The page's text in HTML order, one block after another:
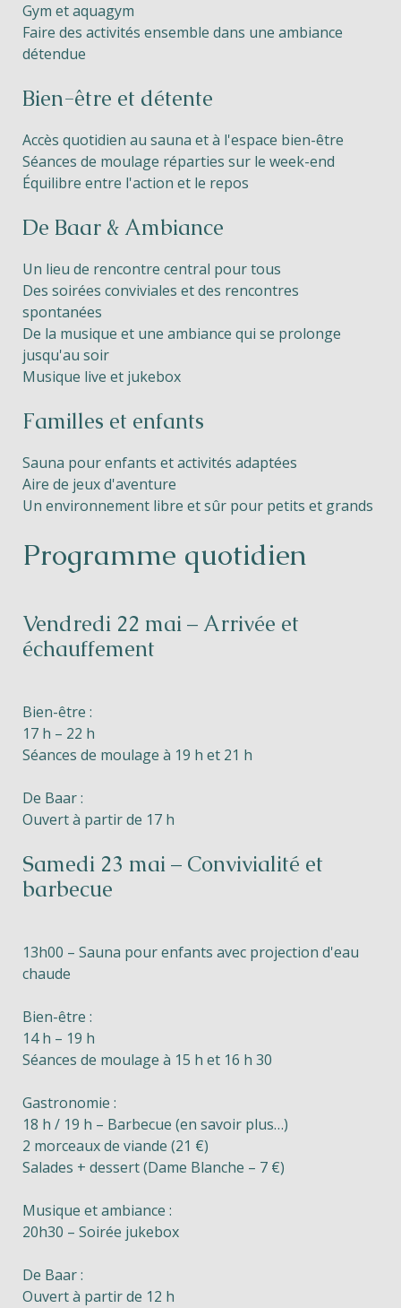
Gym et aquagym
Faire des activités ensemble dans une ambiance
détendue
Bien-être et détente
Accès quotidien au sauna et à l'espace bien-être
Séances de moulage réparties sur le week-end
Équilibre entre l'action et le repos
De Baar & Ambiance
Un lieu de rencontre central pour tous
Des soirées conviviales et des rencontres
spontanées
De la musique et une ambiance qui se prolonge
jusqu'au soir
Musique live et jukebox
Familles et enfants
Sauna pour enfants et activités adaptées
Aire de jeux d'aventure
Un environnement libre et sûr pour petits et grands
Programme quotidien
Vendredi 22 mai – Arrivée et
échauffement
Bien-être :
17 h – 22 h
Séances de moulage à 19 h et 21 h
De Baar :
Ouvert à partir de 17 h
Samedi 23 mai – Convivialité et
barbecue
13h00 – Sauna pour enfants avec projection d'eau
chaude
Bien-être :
14 h – 19 h
Séances de moulage à 15 h et 16 h 30
Gastronomie :
18 h / 19 h – Barbecue (en savoir plus…)
2 morceaux de viande (21 €)
Salades + dessert (Dame Blanche – 7 €)
Musique et ambiance :
20h30 – Soirée jukebox
De Baar :
Ouvert à partir de 12 h